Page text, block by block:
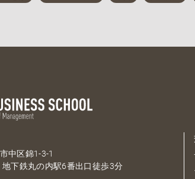
中区錦1-3-1
地下鉄丸の内駅6番出口徒歩3分